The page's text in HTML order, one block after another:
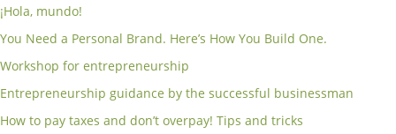
¡Hola, mundo!
You Need a Personal Brand. Here’s How You Build One.
Workshop for entrepreneurship
Entrepreneurship guidance by the successful businessman
How to pay taxes and don’t overpay! Tips and tricks